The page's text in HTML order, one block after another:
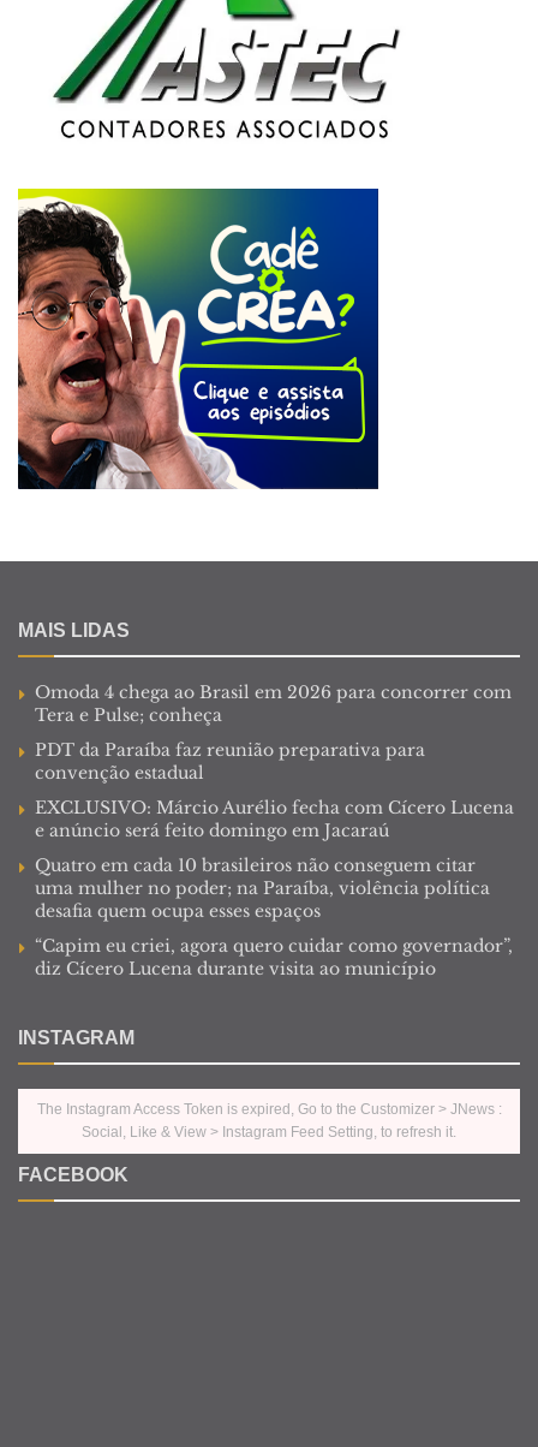
MAIS LIDAS
Omoda 4 chega ao Brasil em 2026 para concorrer com
Tera e Pulse; conheça
PDT da Paraíba faz reunião preparativa para
convenção estadual
EXCLUSIVO: Márcio Aurélio fecha com Cícero Lucena
e anúncio será feito domingo em Jacaraú
Quatro em cada 10 brasileiros não conseguem citar
uma mulher no poder; na Paraíba, violência política
desafia quem ocupa esses espaços
“Capim eu criei, agora quero cuidar como governador”,
diz Cícero Lucena durante visita ao município
INSTAGRAM
The Instagram Access Token is expired, Go to the Customizer > JNews :
Social, Like & View > Instagram Feed Setting, to refresh it.
FACEBOOK